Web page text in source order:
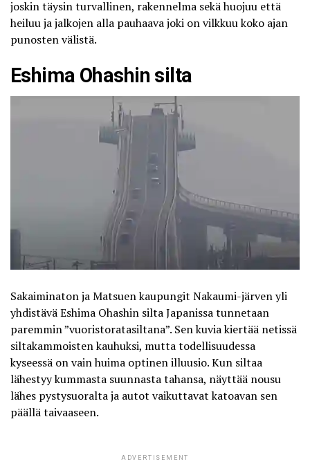
joskin täysin turvallinen, rakennelma sekä huojuu että
heiluu ja jalkojen alla pauhaava joki on vilkkuu koko ajan
punosten välistä.
Eshima Ohashin silta
Sakaiminaton ja Matsuen kaupungit Nakaumi-järven yli
yhdistävä Eshima Ohashin silta Japanissa tunnetaan
paremmin ”vuoristoratasiltana”. Sen kuvia kiertää netissä
siltakammoisten kauhuksi, mutta todellisuudessa
kyseessä on vain huima optinen illuusio. Kun siltaa
lähestyy kummasta suunnasta tahansa, näyttää nousu
lähes pystysuoralta ja autot vaikuttavat katoavan sen
päällä taivaaseen.
ADVERTISEMENT